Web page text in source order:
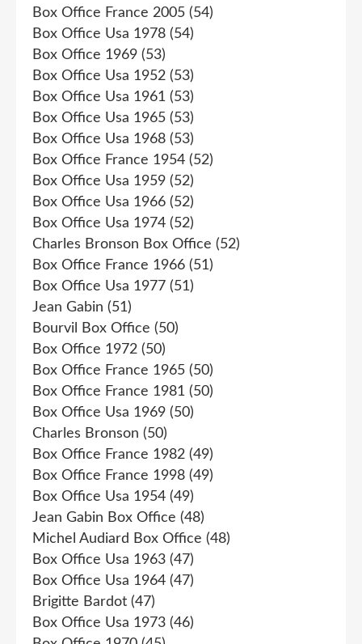
Box Office France 2005 (54)
Box Office Usa 1978 (54)
Box Office 1969 (53)
Box Office Usa 1952 (53)
Box Office Usa 1961 (53)
Box Office Usa 1965 (53)
Box Office Usa 1968 (53)
Box Office France 1954 (52)
Box Office Usa 1959 (52)
Box Office Usa 1966 (52)
Box Office Usa 1974 (52)
Charles Bronson Box Office (52)
Box Office France 1966 (51)
Box Office Usa 1977 (51)
Jean Gabin (51)
Bourvil Box Office (50)
Box Office 1972 (50)
Box Office France 1965 (50)
Box Office France 1981 (50)
Box Office Usa 1969 (50)
Charles Bronson (50)
Box Office France 1982 (49)
Box Office France 1998 (49)
Box Office Usa 1954 (49)
Jean Gabin Box Office (48)
Michel Audiard Box Office (48)
Box Office Usa 1963 (47)
Box Office Usa 1964 (47)
Brigitte Bardot (47)
Box Office Usa 1973 (46)